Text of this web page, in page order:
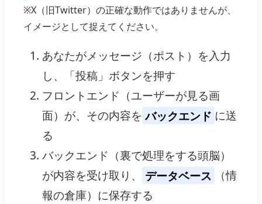
※X（旧Twitter）の正確な動作ではありませんが、
イメージとして捉えてください。
あなたがメッセージ（ポスト）を入力
し、「投稿」ボタンを押す
フロントエンド（ユーザーが見る画
面）が、その内容を バックエンド に送
る
バックエンド（裏で処理をする頭脳）
が内容を受け取り、
データベース
（情
報の倉庫）に保存する